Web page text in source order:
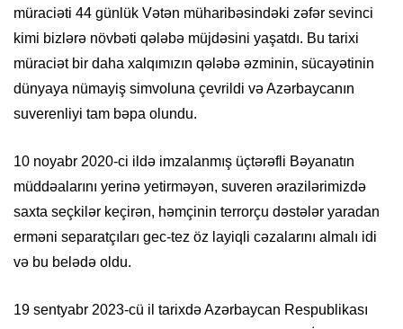
müraciəti 44 günlük Vətən müharibəsindəki zəfər sevinci
kimi bizlərə növbəti qələbə müjdəsini yaşatdı. Bu tarixi
müraciət bir daha xalqımızın qələbə əzminin, sücayətinin
dünyaya nümayiş simvoluna çevrildi və Azərbaycanın
suverenliyi tam bəpa olundu.
10 noyabr 2020-ci ildə imzalanmış üçtərəfli Bəyanatın
müddəalarını yerinə yetirməyən, suveren ərazilərimizdə
saxta seçkilər keçirən, həmçinin terrorçu dəstələr yaradan
erməni separatçıları gec-tez öz layiqli cəzalarını almalı idi
və bu belədə oldu.
19 sentyabr 2023-cü il tarixdə Azərbaycan Respublikası